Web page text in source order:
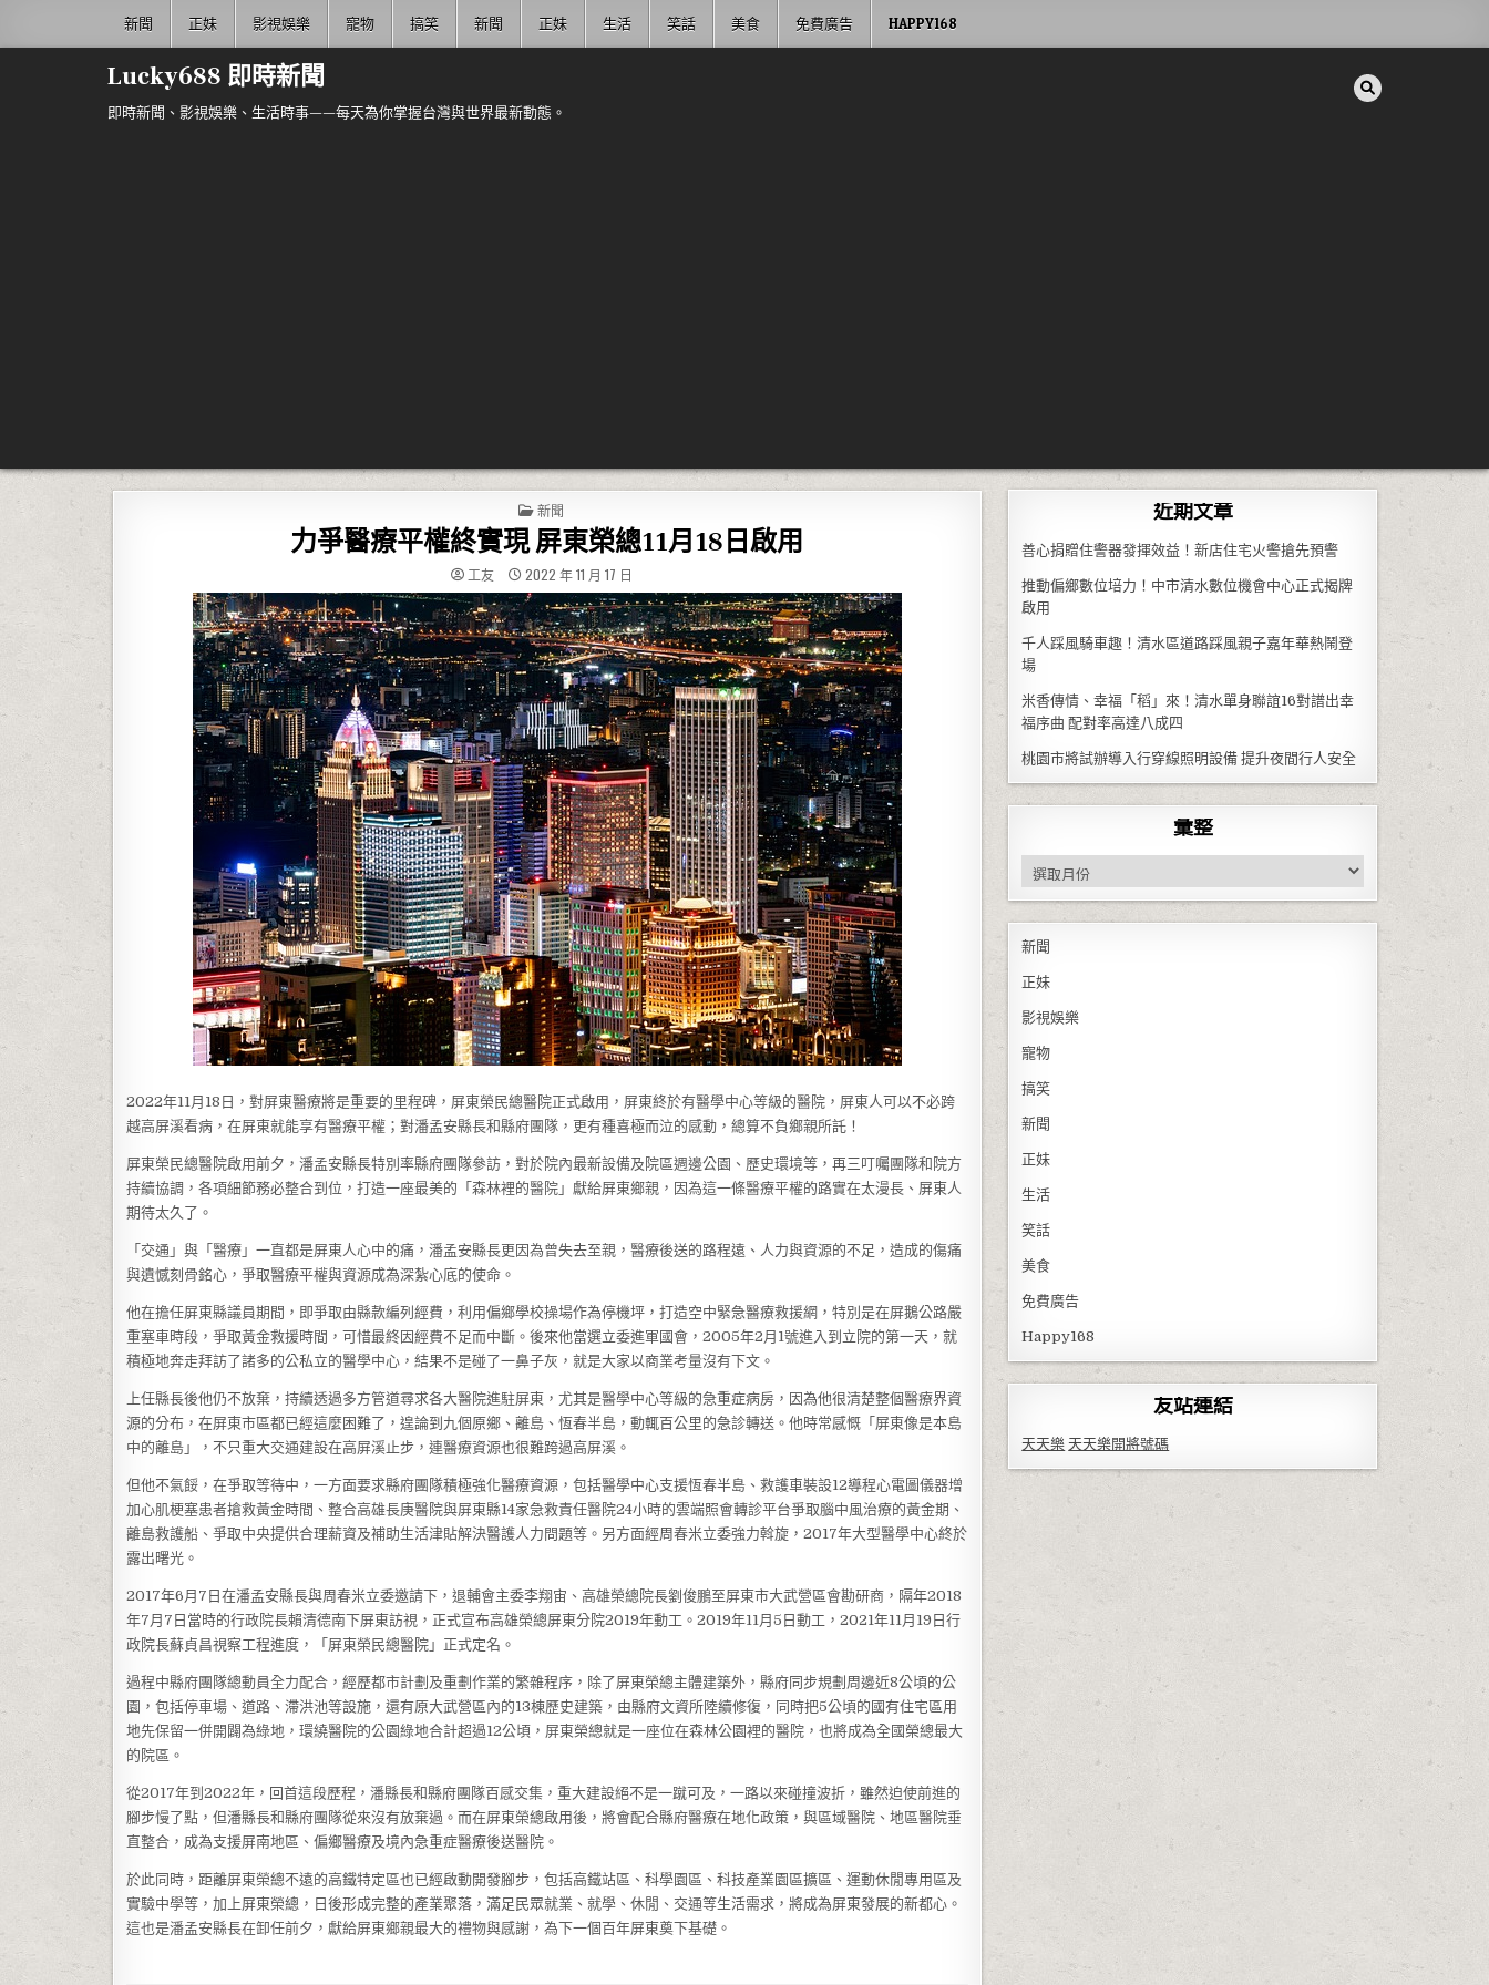
新聞 正妹 影視娛樂 寵物 搞笑 新聞 正妹 生活 笑話 美食 免費廣告 HAPPY168
Lucky688 即時新聞
即時新聞、影視娛樂、生活時事——每天為你掌握台灣與世界最新動態。
POSTED IN
新聞
力爭醫療平權終實現 屏東榮總11月18日啟用
工友 2022 年 11 月 17 日
2022年11月18日，對屏東醫療將是重要的里程碑，屏東榮民總醫院正式啟用，屏東終於有醫學中心等級的醫院，屏東人可以不必跨
越高屏溪看病，在屏東就能享有醫療平權；對潘孟安縣長和縣府團隊，更有種喜極而泣的感動，總算不負鄉親所託！
屏東榮民總醫院啟用前夕，潘孟安縣長特別率縣府團隊參訪，對於院內最新設備及院區週邊公園、歷史環境等，再三叮囑團隊和院方
持續協調，各項細節務必整合到位，打造一座最美的「森林裡的醫院」獻給屏東鄉親，因為這一條醫療平權的路實在太漫長、屏東人
期待太久了。
「交通」與「醫療」一直都是屏東人心中的痛，潘孟安縣長更因為曾失去至親，醫療後送的路程遠、人力與資源的不足，造成的傷痛
與遺憾刻骨銘心，爭取醫療平權與資源成為深紮心底的使命。
他在擔任屏東縣議員期間，即爭取由縣款編列經費，利用偏鄉學校操場作為停機坪，打造空中緊急醫療救援網，特別是在屏鵝公路嚴
重塞車時段，爭取黃金救援時間，可惜最終因經費不足而中斷。後來他當選立委進軍國會，2005年2月1號進入到立院的第一天，就
積極地奔走拜訪了諸多的公私立的醫學中心，結果不是碰了一鼻子灰，就是大家以商業考量沒有下文。
上任縣長後他仍不放棄，持續透過多方管道尋求各大醫院進駐屏東，尤其是醫學中心等級的急重症病房，因為他很清楚整個醫療界資
源的分布，在屏東市區都已經這麼困難了，遑論到九個原鄉、離島、恆春半島，動輒百公里的急診轉送。他時常感慨「屏東像是本島
中的離島」，不只重大交通建設在高屏溪止步，連醫療資源也很難跨過高屏溪。
但他不氣餒，在爭取等待中，一方面要求縣府團隊積極強化醫療資源，包括醫學中心支援恆春半島、救護車裝設12導程心電圖儀器增
加心肌梗塞患者搶救黃金時間、整合高雄長庚醫院與屏東縣14家急救責任醫院24小時的雲端照會轉診平台爭取腦中風治療的黃金期、
離島救護船、爭取中央提供合理薪資及補助生活津貼解決醫護人力問題等。另方面經周春米立委強力斡旋，2017年大型醫學中心終於
露出曙光。
2017年6月7日在潘孟安縣長與周春米立委邀請下，退輔會主委李翔宙、高雄榮總院長劉俊鵬至屏東市大武營區會勘研商，隔年2018
年7月7日當時的行政院長賴清德南下屏東訪視，正式宣布高雄榮總屏東分院2019年動工。2019年11月5日動工，2021年11月19日行
政院長蘇貞昌視察工程進度，「屏東榮民總醫院」正式定名。
過程中縣府團隊總動員全力配合，經歷都市計劃及重劃作業的繁雜程序，除了屏東榮總主體建築外，縣府同步規劃周邊近8公頃的公
園，包括停車場、道路、滯洪池等設施，還有原大武營區內的13棟歷史建築，由縣府文資所陸續修復，同時把5公頃的國有住宅區用
地先保留一併開闢為綠地，環繞醫院的公園綠地合計超過12公頃，屏東榮總就是一座位在森林公園裡的醫院，也將成為全國榮總最大
的院區。
從2017年到2022年，回首這段歷程，潘縣長和縣府團隊百感交集，重大建設絕不是一蹴可及，一路以來碰撞波折，雖然迫使前進的
腳步慢了點，但潘縣長和縣府團隊從來沒有放棄過。而在屏東榮總啟用後，將會配合縣府醫療在地化政策，與區域醫院、地區醫院垂
直整合，成為支援屏南地區、偏鄉醫療及境內急重症醫療後送醫院。
於此同時，距離屏東榮總不遠的高鐵特定區也已經啟動開發腳步，包括高鐵站區、科學園區、科技產業園區擴區、運動休閒專用區及
實驗中學等，加上屏東榮總，日後形成完整的產業聚落，滿足民眾就業、就學、休閒、交通等生活需求，將成為屏東發展的新都心。
這也是潘孟安縣長在卸任前夕，獻給屏東鄉親最大的禮物與感謝，為下一個百年屏東奠下基礎。
近期文章
善心捐贈住警器發揮效益！新店住宅火警搶先預警
推動偏鄉數位培力！中市清水數位機會中心正式揭牌
啟用
千人踩風騎車趣！清水區道路踩風親子嘉年華熱鬧登
場
米香傳情、幸福「稻」來！清水單身聯誼16對譜出幸
福序曲 配對率高達八成四
桃園市將試辦導入行穿線照明設備 提升夜間行人安全
彙整
彙整
新聞
正妹
影視娛樂
寵物
搞笑
新聞
正妹
生活
笑話
美食
免費廣告
Happy168
友站連結
天天樂 天天樂開將號碼